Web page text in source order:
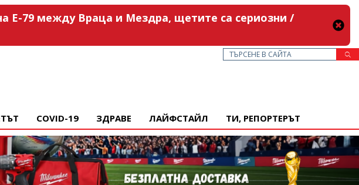
Е-79 между Враца и Мездра, щетите са сериозни /
COVID-19 ЗДРАВЕ ЛАЙФСТАЙЛ ТИ, РЕПОРТЕРЪТ